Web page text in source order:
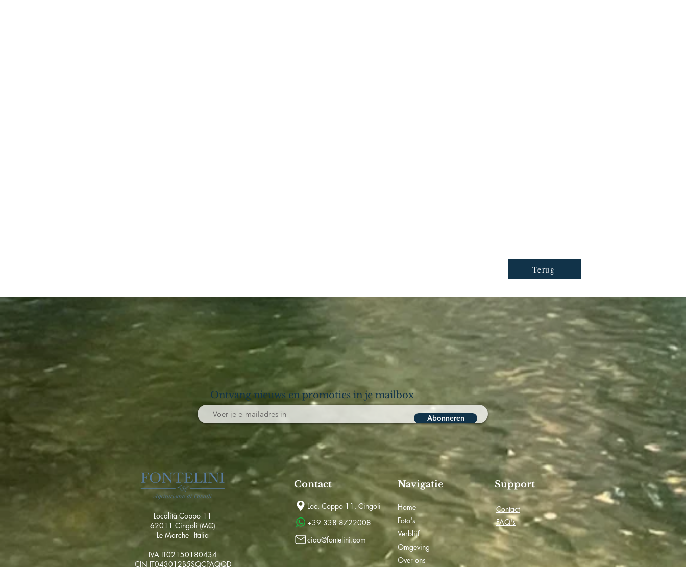
Terug
Ontvang nieuws en promoties in je mailbox
Abonneren
Località Coppo 11
62011 Cingoli (MC)
Le Marche - Italia
IVA IT02150180434
CIN IT043012B5SQCPAQQD
Contact
Loc. Coppo 11, Cingoli
+39 338 8722008
ciao@fontelini.com
Navigatie
Home
Foto's
Verblijf
Omgeving
Over ons
Support
Contact
FAQ's